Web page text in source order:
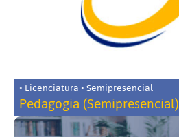
• Licenciatura • Semipresencial
Pedagogia (Semipresencial)